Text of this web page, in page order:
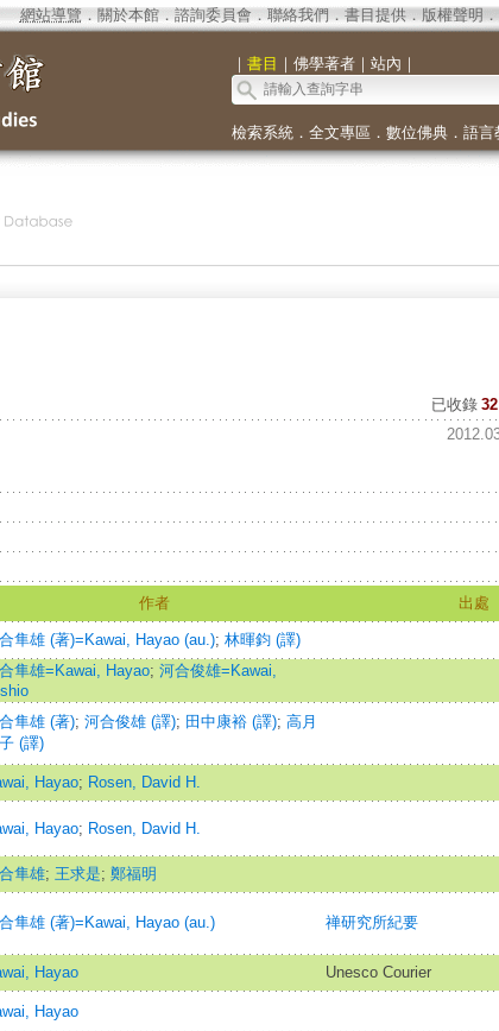
網站導覽 ． 關於本館． 諮詢委員會． 聯絡我們 ． 書目提供． 版權聲明 ．
｜ 書目 ｜ 佛學著者｜ 站內 ｜
檢索系統． 全文專區 ． 數位佛典． 語言
已收錄 32
作者 出處
隼雄 (著)=Kawai, Hayao (au.); 林暉鈞 (譯)
隼雄=Kawai, Hayao; 河合俊雄=Kawai,
隼雄 (著); 河合俊雄 (譯); 田中康裕 (譯); 高月
(譯)
Hayao; Rosen, David H.
Hayao; Rosen, David H.
隼雄; 王求是; 鄭福明
隼雄 (著)=Kawai, Hayao (au.) 禅研究所紀要
Hayao Unesco Courier
Hayao